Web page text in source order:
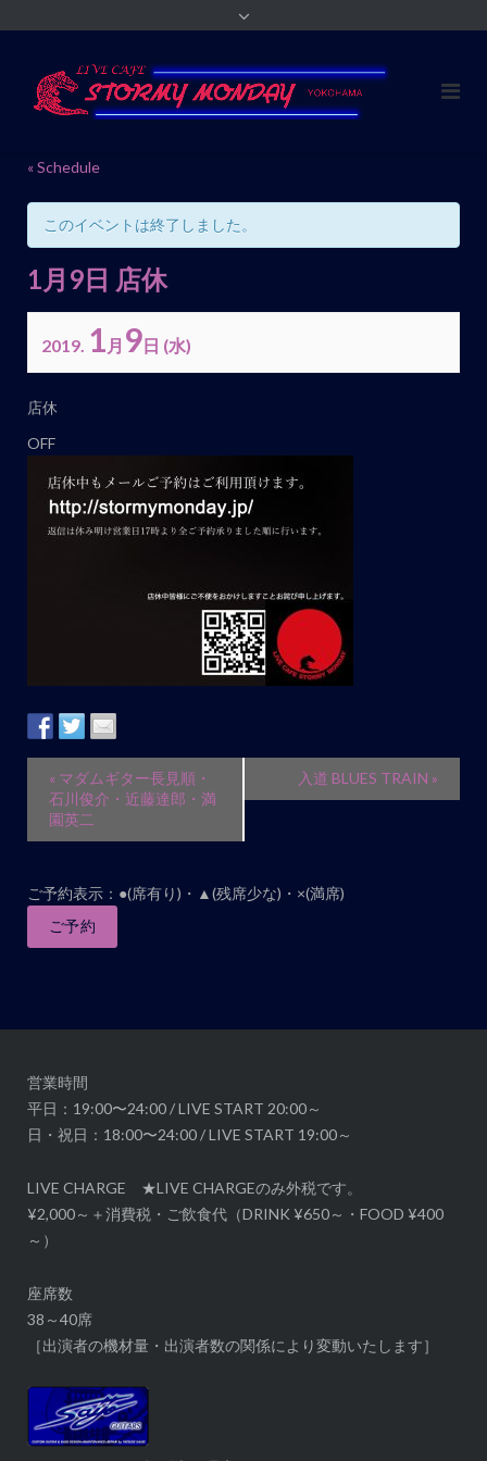
« Schedule
このイベントは終了しました。
1月9日 店休
2019. 1 月 9日 (水)
イ
ン
ト
ン
店休
OFF
ナ
ビ
ゲ
ョ
« マダムギター長見順・
石川俊介・近藤達郎・満
園英二
入道 BLUES TRAIN »
ご予約表示：●(席有り)・▲(残席少な)・×(満席)
ご予約
営業時間
平日：19:00〜24:00 / LIVE START 20:00～
日・祝日：18:00〜24:00 / LIVE START 19:00～
LIVE CHARGE ★LIVE CHARGEのみ外税です。
¥2,000～＋消費税・ご飲食代（DRINK ¥650～・FOOD ¥400
～）
座席数
38～40席
［出演者の機材量・出演者数の関係により変動いたします］